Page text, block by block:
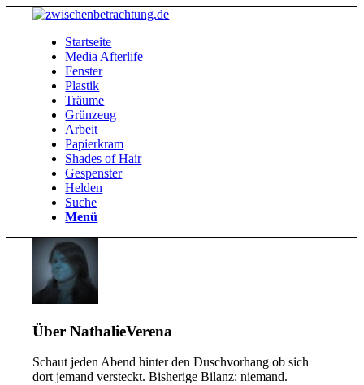
Startseite
Media Afterlife
Fenster
Plastik
Träume
Grünzeug
Arbeit
Papierkram
Shades of Hair
Gespenster
Helden
Suche
Menü
ÜberNathalieVerena
Schaut jeden Abend hinter den Duschvorhang ob sich
dort jemand versteckt. Bisherige Bilanz: niemand.